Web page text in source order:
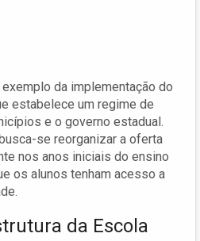
da implementação do
estabelece um regime de
e o governo estadual.
se reorganizar a oferta
nos anos iniciais do ensino
os alunos tenham acesso a
da Escola